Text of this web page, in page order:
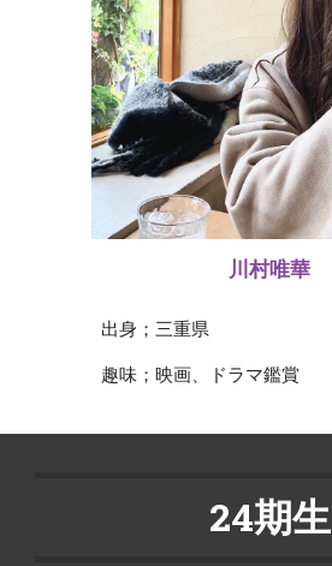
川村唯華
出身；三重県
趣味；映画、ドラマ鑑賞
24期生